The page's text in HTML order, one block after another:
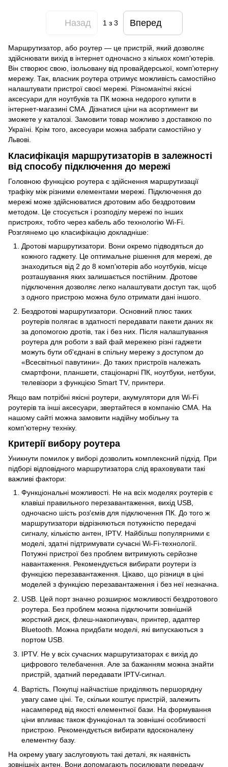
Назад 1з 3 Вперед
Маршрутизатор, або роутер — це пристрій, який дозволяє
здійснювати вихід в інтернет одночасно з кількох комп'ютерів.
Він створює свою, ізольовану від провайдерської, комп'ютерну
мережу. Так, власник роутера отримує можливість самостійно
налаштувати пристрої своєї мережі. Різноманітні якісні
аксесуари для ноутбуків та ПК можна недорого купити в
інтернет-магазині CMA. Дізнатися ціни на асортимент ви
зможете у каталозі. Замовити товар можливо з доставкою по
Україні. Крім того, аксесуари можна забрати самостійно у
Львові.
Класифікація маршрутизаторів в залежності
від способу підключення до мережі
Головною функцією роутера є здійснення маршрутизації
трафіку між різними елементами мережі. Підключення до
мережі може здійснюватися дротовим або бездротовим
методом. Це стосується і розподілу мережі по інших
пристроях, тобто через кабель або технологію Wi-Fi.
Розглянемо цю класифікацію докладніше:
Дротові маршрутизатори. Вони окремо підводяться до
кожного гаджету. Це оптимальне рішення для мережі, де
знаходиться від 2 до 8 комп'ютерів або ноутбуків, місце
розташування яких залишається постійним. Дротове
підключення дозволяє легко налаштувати доступ так, щоб
з одного пристрою можна було отримати дані іншого.
Бездротові маршрутизатори. Основний плюс таких
роутерів полягає в здатності передавати пакети даних як
за допомогою дротів, так і без них. Після налаштування
роутера для роботи з вай фай мережею різні гаджети
можуть бути об'єднані в спільну мережу з доступом до
«Всесвітньої павутини». До таких пристроїв належать
смартфони, планшети, стаціонарні ПК, ноутбуки, нетбуки,
телевізори з функцією Smart TV, принтери.
Якщо вам потрібні якісні роутери, акумулятори для Wi-Fi
роутерів та інші аксесуари, звертайтеся в компанію CMA. На
нашому сайті можна замовити надійну мобільну та
комп'ютерну техніку.
Критерії вибору роутера
Уникнути помилок у виборі дозволить комплексний підхід. При
підборі відповідного маршрутизатора слід враховувати такі
важливі фактори:
Функціональні можливості. Не на всіх моделях роутерів є
клавіші правильного перезавантаження, вихід USB,
одночасно шість роз'ємів для підключення ПК. До того ж
маршрутизатори відрізняються потужністю передачі
сигналу, кількістю антен, IPTV. Найбільш популярними є
моделі, здатні підтримувати сучасні Wi-Fi-технології.
Потужні пристрої без проблем витримують серйозне
навантаження. Рекомендується вибирати роутери із
функцією перезавантаження. Цікаво, що різниця в ціні
моделей з функцією перезавантаження і без неї незначна.
USB. Цей порт значно розширює можливості бездротового
роутера. Без проблем можна підключити зовнішній
жорсткий диск, флеш-накопичувач, принтер, адаптер
Bluetooth. Можна придбати моделі, які випускаються з
портом USB.
IPTV. Не у всіх сучасних маршрутизаторах є вихід до
цифрового телебачення. Але за бажанням можна знайти
пристрій, здатний передавати IPTV-сигнал.
Вартість. Покупці найчастіше приділяють першорядну
увагу саме ціні. Те, скільки коштує пристрій, залежить
насамперед від якості елементної бази. На формування
ціни впливає також функціонал та зовнішні особливості
пристрою. Рекомендується вибирати вдосконалену
елементну базу.
На окрему увагу заслуговують такі деталі, як наявність
зовнішніх антен. Вони допомагають посилювати передачу